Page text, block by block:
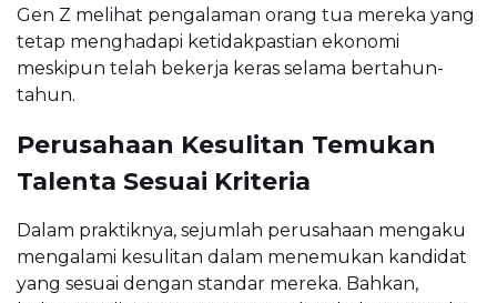
Gen Z melihat pengalaman orang tua mereka yang
tetap menghadapi ketidakpastian ekonomi
meskipun telah bekerja keras selama bertahun-
tahun.
Perusahaan Kesulitan Temukan
Talenta Sesuai Kriteria
Dalam praktiknya, sejumlah perusahaan mengaku
mengalami kesulitan dalam menemukan kandidat
yang sesuai dengan standar mereka. Bahkan,